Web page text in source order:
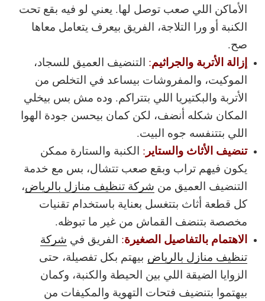
الأماكن اللي صعب توصل لها. يعني لو فيه بقع تحت
الكنبة أو ورا التلاجة، الفريق بيعرف يتعامل معاها
صح.
إزالة الأتربة والجراثيم: التنضيف العميق للسجاد،
الموكيت، والمفروشات بيساعد في التخلص من
الأتربة والبكتيريا اللي بتتراكم. وده مش بس بيخلي
المكان شكله أنضف، لكن كمان بيحسن جودة الهوا
اللي بتتنفسه جوه البيت.
تنضيف الأثاث والستاير : الكنبة والستارة ممكن
يكون فيهم تراب وبقع صعب تتشال، بس مع خدمة
التنضيف العميق من شركة تنظيف منازل بالرياض،
كل قطعة أثاث بتتغسل بعناية باستخدام تقنيات
مخصصة بتنضف القماش من غير ما تبوظه.
الاهتمام بالتفاصيل الصغيرة: الفريق في شركة
تنظيف منازل بالرياض بيهتم بكل تفصيلة، حتى
الزوايا الضيقة اللي بين الحيطة والكنبة، وكمان
بيهتموا بتنضيف فتحات التهوية والمكيفات من